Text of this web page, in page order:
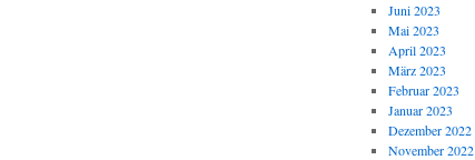
Juni 2023
Mai 2023
April 2023
März 2023
Februar 2023
Januar 2023
Dezember 2022
November 2022